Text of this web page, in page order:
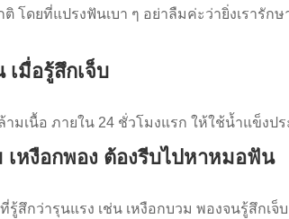
โดยที่แปรงฟันเบา ๆ อย่าลืมค่ะว่ายิ่งเรารัก
เมื่อรู้สึกเจ็บ
ามเนื้อ ภายใน 24 ชั่วโมงแรก ให้ใช้น้ำแข็งป
เหงือกพอง ต้องรีบไปหาหมอฟัน
รู้สึกว่ารุนแรง เช่น เหงือกบวม พองจนรู้สึกเ